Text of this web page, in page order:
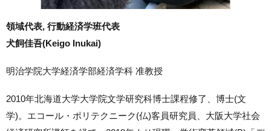
領域代表, 行動経済学班代表
犬飼佳吾(Keigo Inukai)
明治学院大学経済学部経済学科 准教授
2010年北海道大学大学院文学研究科博士課程修了、博士(文
学)。エコール・ポリテクニーク(仏)客員研究員、大阪大学社会